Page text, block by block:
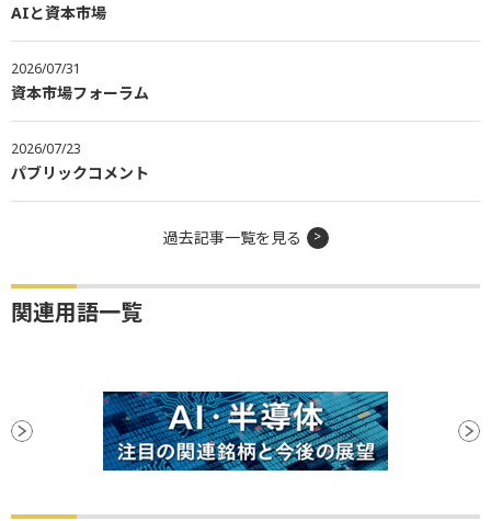
AIと資本市場
2026/07/31
資本市場フォーラム
2026/07/23
パブリックコメント
過去記事一覧を見る
関連用語一覧